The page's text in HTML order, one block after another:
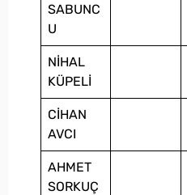
SABUNC
U
NİHAL
KÜPELİ
CİHAN
AVCI
AHMET
SORKUÇ